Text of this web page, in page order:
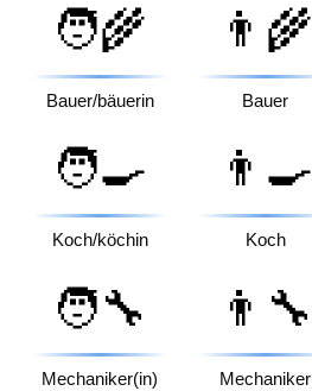
🧑‍🌾
Bauer/bäuerin
👨‍🌾
Bauer
🧑‍🍳
Koch/köchin
👨‍🍳
Koch
🧑‍🔧
Mechaniker(in)
👨‍🔧
Mechaniker